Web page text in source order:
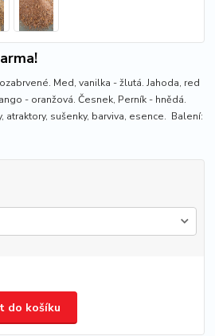
Med, vanilka - žlutá. Jahoda, red
- oranžová. Česnek, Perník - hnědá.
atraktory, sušenky, barviva, esence. Balení:
do košíku